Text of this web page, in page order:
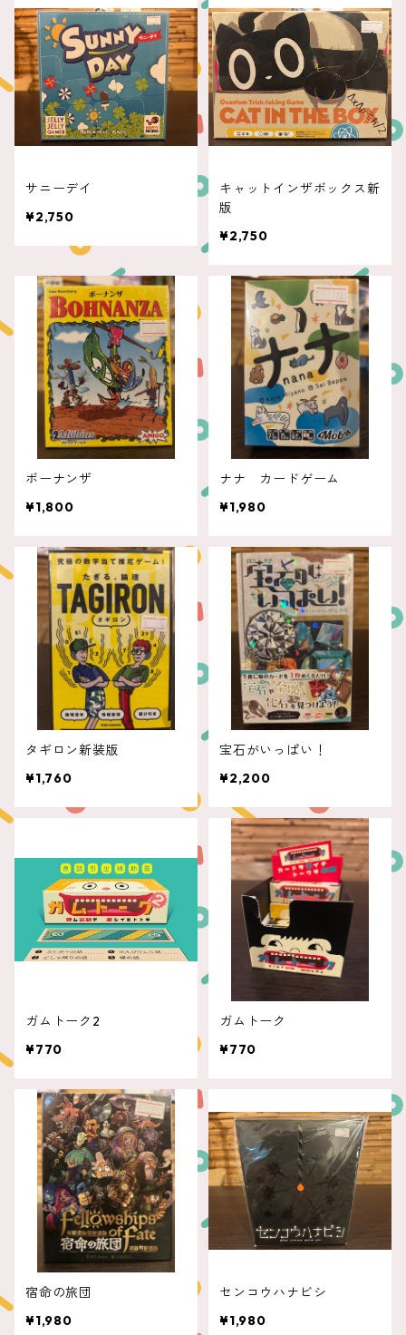
サニーデイ
¥2,750
キャットインザボックス新
版
¥2,750
ボーナンザ
¥1,800
ナナ カードゲーム
¥1,980
タギロン新装版
¥1,760
宝石がいっぱい！
¥2,200
ガムトーク2
¥770
ガムトーク
¥770
宿命の旅団
¥1,980
センコウハナビシ
¥1,980